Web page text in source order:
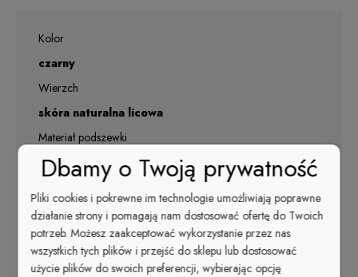
Kolor
czarny
Wierzch
skóra naturalna licowa
Materiał podszewki
skóra naturalna
szpic
Kolor
Czarny
Dbamy o Twoją prywatność
Pliki cookies i pokrewne im technologie umożliwiają poprawne
działanie strony i pomagają nam dostosować ofertę do Twoich
potrzeb. Możesz zaakceptować wykorzystanie przez nas
wszystkich tych plików i przejść do sklepu lub dostosować
użycie plików do swoich preferencji, wybierając opcję